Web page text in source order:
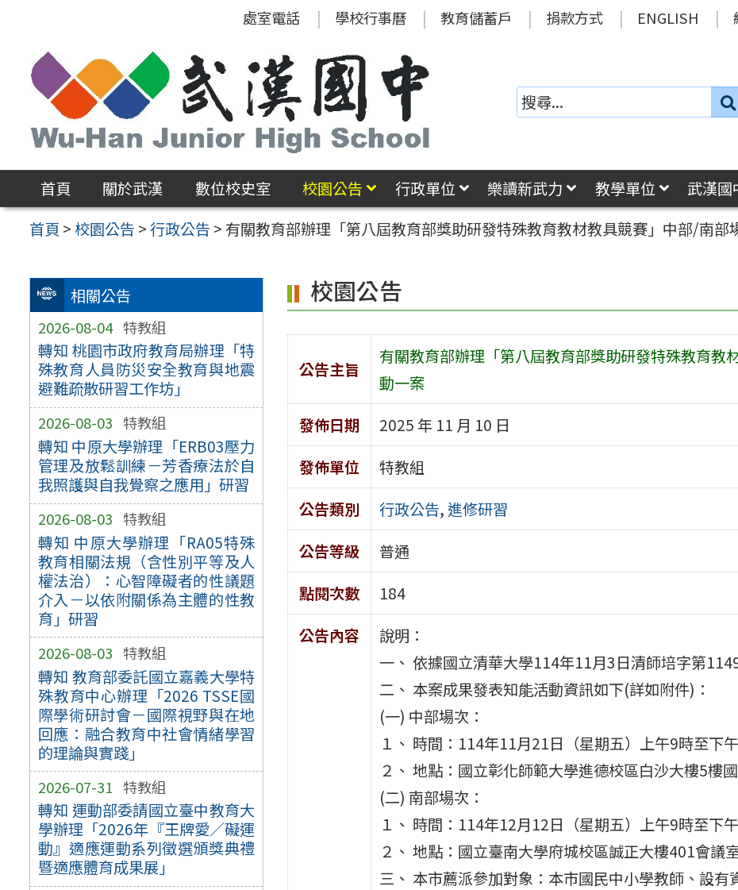
區
處室電話 學校行事曆 教育儲蓄戶 捐款方式 ENGLISH
首頁 關於武漢 數位校史室 校園公告 行政單位 樂讀新武力 教學單位 武漢國
首頁 >校園公告 >行政公告 > 有關教育部辦理「第八屆教育部獎助研發特殊教育教材教具競賽」中部/南部
相關公告
2026-08-04 特教組
轉知 桃園市政府教育局辦理「特
殊教育人員防災安全教育與地震
避難疏散研習工作坊」
2026-08-03 特教組
轉知 中原大學辦理「ERB03壓力
管理及放鬆訓練－芳香療法於自
我照護與自我覺察之應用」研習
2026-08-03 特教組
轉知 中原大學辦理「RA05特殊
教育相關法規（含性別平等及人
權法治）：心智障礙者的性議題
介入－以依附關係為主體的性教
育」研習
2026-08-03 特教組
轉知 教育部委託國立嘉義大學特
殊教育中心辦理「2026 TSSE國
際學術研討會－國際視野與在地
回應：融合教育中社會情緒學習
的理論與實踐」
2026-07-31 特教組
轉知 運動部委請國立臺中教育大
學辦理「2026年『王牌愛／礙運
動』適應運動系列徵選頒獎典禮
暨適應體育成果展」
校園公告
公告主旨
有關教育部辦理「第八屆教育部獎助研發特殊教育
動一案
發佈日期
2025 年 11 月 10 日
發佈單位
特教組
公告類別
行政公告,進修研習
公告等級
普通
點閱次數
184
公告內容
說明：
一、 依據國立清華大學114年11月3日清師培字第
二、 本案成果發表知能活動資訊如下(詳如附件)：
(一) 中部場次：
１、 時間：114年11月21日（星期五）上午9時至下
２、 地點：國立彰化師範大學進德校區白沙大樓5樓
(二) 南部場次：
１、 時間：114年12月12日（星期五）上午9時至下
２、 地點：國立臺南大學府城校區誠正大樓401會議
三、 本市薦派參加對象：本市國民中小學教師、設有